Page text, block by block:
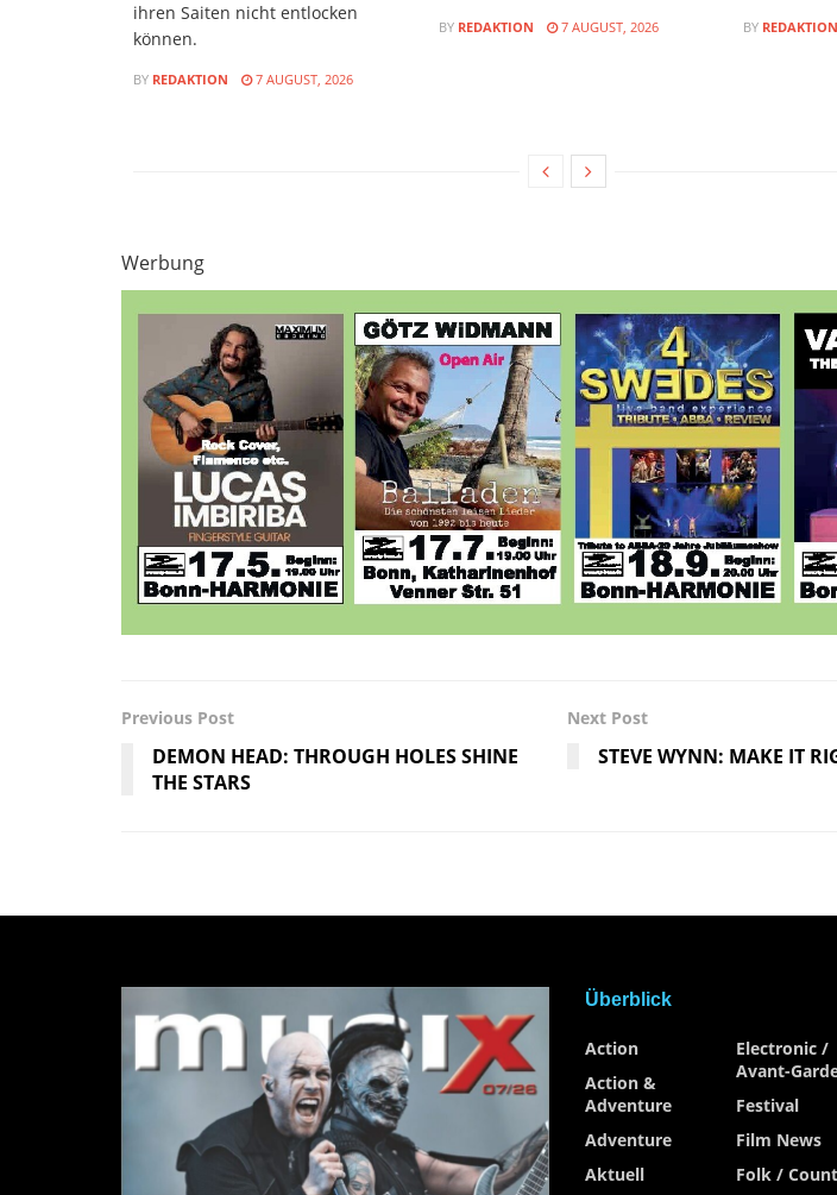
ihren Saiten nicht entlocken
können.
BY REDAKTION 7 AUGUST, 2026
BY REDAKTION 7 AUGUST, 2026 BY REDAKTION
Werbung
Previous Post
DEMON HEAD: THROUGH HOLES SHINE
THE STARS
Next Post
STEVE WYNN: MAKE IT
Überblick
Action
Action &
Adventure
Adventure
Aktuell
Electronic /
Avant-
Festival
Film News
Folk /